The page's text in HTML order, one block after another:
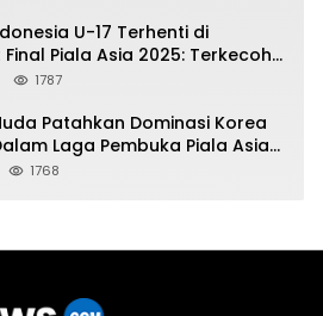
U-17 Terhenti di
Piala Asia 2025: Terkecoh
1787
Patahkan Dominasi Korea
Laga Pembuka Piala Asia
1768